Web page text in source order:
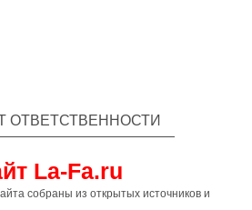
ОТВЕТСТВЕННОСТИ
La-Fa.ru
собраны из открытых источников и